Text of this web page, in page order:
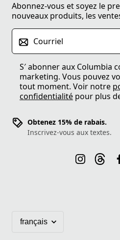
Abonnez-vous et soyez le
nouveaux produits, les
Courriel
S′ abonner aux Columbia
marketing. Vous pouvez
tout moment. Voir notre
confidentialité pour plus
Obtenez 15% de rabais.
Inscrivez-vous aux textes.